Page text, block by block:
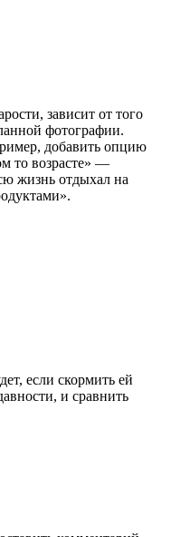
зависит от того
фотографии.
добавить опцию
то возрасте» —
жизнь отдыхал на
если скормить ей
и сравнить